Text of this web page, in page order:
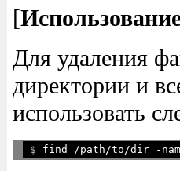
[
Для удаления
директории и
использовать
$